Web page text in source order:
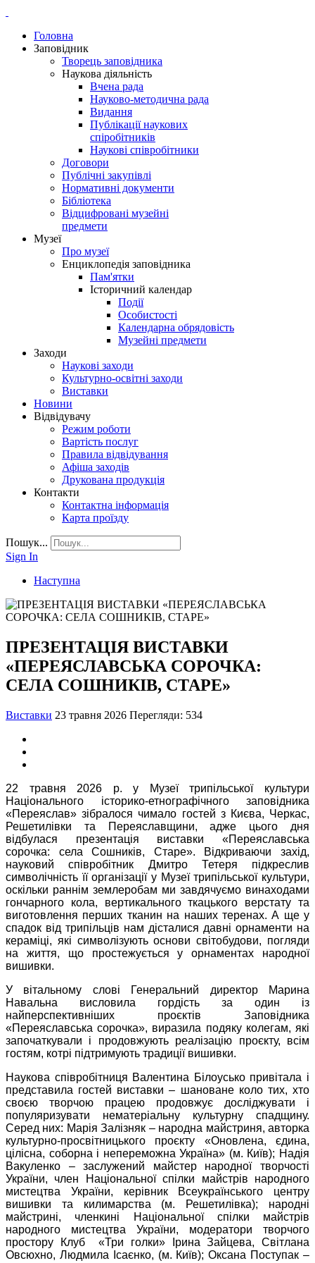
Головна
Заповідник
Творець заповідника
Наукова діяльність
Вчена рада
Науково-методична рада
Видання
Публікації наукових
спіробітників
Наукові співробітники
Договори
Публічні закупівлі
Нормативні документи
Бібліотека
Відцифровані музейні
предмети
Музеї
Про музеї
Енциклопедія заповідника
Пам'ятки
Історичний календар
Події
Особистості
Календарна обрядовість
Музейні предмети
Заходи
Наукові заходи
Культурно-освітні заходи
Виставки
Новини
Відвідувачу
Режим роботи
Вартість послуг
Правила відвідування
Афіша заходів
Друкована продукція
Контакти
Контактна інформація
Карта проїзду
Пошук...
Sign In
Наступна
ПРЕЗЕНТАЦІЯ ВИСТАВКИ
«ПЕРЕЯСЛАВСЬКА СОРОЧКА:
СЕЛА СОШНИКІВ, СТАРЕ»
Виставки 23 травня 2026 Перегляди: 534
22 травня 2026 р. у Музеї трипільської культури
Національного історико-етнографічного заповідника
«Переяслав» зібралося чимало гостей з Києва, Черкас,
Решетилівки та Переяславщини, адже цього дня
відбулася презентація виставки «Переяславська
сорочка: села Сошників, Старе». Відкриваючи захід,
науковий співробітник Дмитро Тетеря підкреслив
символічність її організації у Музеї трипільської культури,
оскільки раннім землеробам ми завдячуємо винаходами
гончарного кола, вертикального ткацького верстату та
виготовлення перших тканин на наших теренах. А ще у
спадок від трипільців нам дісталися давні орнаменти на
кераміці, які символізують основи світобудови, погляди
на життя, що простежується у орнаментах народної
вишивки.
У вітальному слові Генеральний директор Марина
Навальна висловила гордість за один із
найперспективніших проєктів Заповідника
«Переяславська сорочка», виразила подяку колегам, які
започаткували і продовжують реалізацію проєкту, всім
гостям, котрі підтримують традиції вишивки.
Наукова співробітниця Валентина Білоусько привітала і
представила гостей виставки – шановане коло тих, хто
своєю творчою працею продовжує досліджувати і
популяризувати нематеріальну культурну спадщину.
Серед них: Марія Залізняк – народна майстриня, авторка
культурно-просвітницького проєкту «Оновлена, єдина,
цілісна, соборна і непереможна Україна» (м. Київ); Надія
Вакуленко – заслужений майстер народної творчості
України, член Національної спілки майстрів народного
мистецтва України, керівник Всеукраїнського центру
вишивки та килимарства (м. Решетилівка); народні
майстрині, членкині Національної спілки майстрів
народного мистецтва України, модератори творчого
простору Клуб «Три голки» Ірина Зайцева, Світлана
Овсюхно, Людмила Ісаєнко, (м. Київ); Оксана Поступак –